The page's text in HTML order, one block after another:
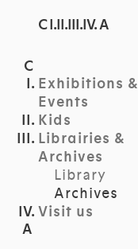
C I.II.III.IV. A
Exhibitions &
Events
Kids
Librairies &
Archives
Library
Archives
Visit us